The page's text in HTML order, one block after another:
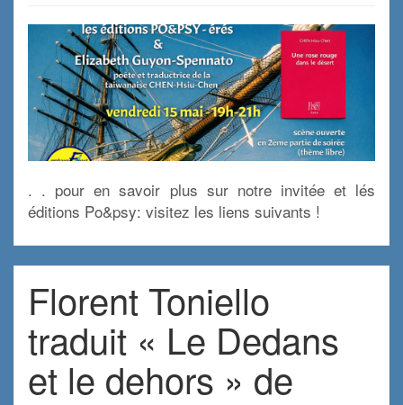
. . pour en savoir plus sur notre invitée et lés
éditions Po&psy: visitez les liens suivants !
Florent Toniello
traduit « Le Dedans
et le dehors » de